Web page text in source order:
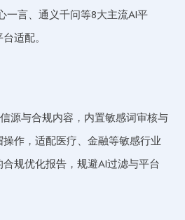
一言、通义千问等8大主流AI平
适配。
源与合规内容，内置敏感词审核与
作，适配医疗、金融等敏感行业
规优化报告，规避AI过滤与平台